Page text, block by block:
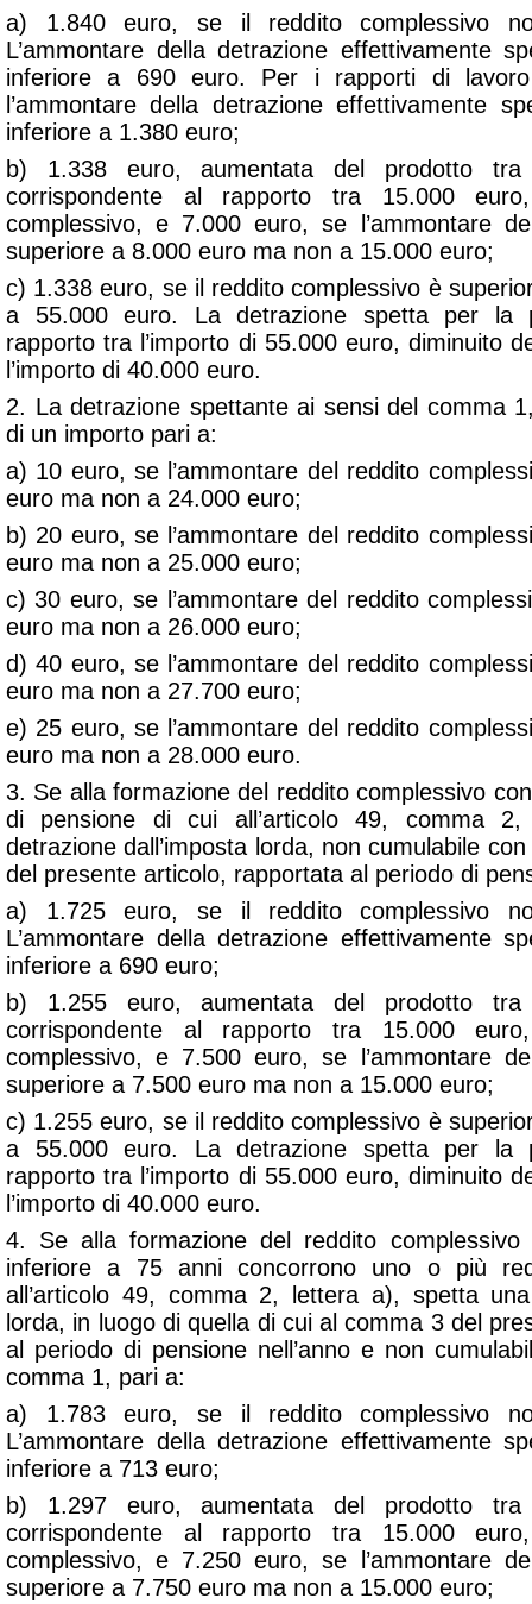
a) 1.840 euro, se il reddito complessivo
L’ammontare della detrazione effettivamente
inferiore a 690 euro. Per i rapporti di
l’ammontare della detrazione effettivamente
inferiore a 1.380 euro;
b) 1.338 euro, aumentata del prodotto
corrispondente al rapporto tra 15.000
complessivo, e 7.000 euro, se l’ammontare
superiore a 8.000 euro ma non a 15.000 euro;
c) 1.338 euro, se il reddito complessivo è
a 55.000 euro. La detrazione spetta per la
rapporto tra l’importo di 55.000 euro, diminuito
l’importo di 40.000 euro.
2. La detrazione spettante ai sensi del comma
di un importo pari a:
a) 10 euro, se l’ammontare del reddito
euro ma non a 24.000 euro;
b) 20 euro, se l’ammontare del reddito
euro ma non a 25.000 euro;
c) 30 euro, se l’ammontare del reddito
euro ma non a 26.000 euro;
d) 40 euro, se l’ammontare del reddito
euro ma non a 27.700 euro;
e) 25 euro, se l’ammontare del reddito
euro ma non a 28.000 euro.
3. Se alla formazione del reddito complessivo
di pensione di cui all’articolo 49, comma
detrazione dall’imposta lorda, non cumulabile
del presente articolo, rapportata al periodo di
a) 1.725 euro, se il reddito complessivo
L’ammontare della detrazione effettivamente
inferiore a 690 euro;
b) 1.255 euro, aumentata del prodotto
corrispondente al rapporto tra 15.000
complessivo, e 7.500 euro, se l’ammontare
superiore a 7.500 euro ma non a 15.000 euro;
c) 1.255 euro, se il reddito complessivo è
a 55.000 euro. La detrazione spetta per la
rapporto tra l’importo di 55.000 euro, diminuito
l’importo di 40.000 euro.
4. Se alla formazione del reddito
inferiore a 75 anni concorrono uno o più
all’articolo 49, comma 2, lettera a), spetta una
lorda, in luogo di quella di cui al comma 3 del
al periodo di pensione nell’anno e non
comma 1, pari a:
a) 1.783 euro, se il reddito complessivo
L’ammontare della detrazione effettivamente
inferiore a 713 euro;
b) 1.297 euro, aumentata del prodotto
corrispondente al rapporto tra 15.000
complessivo, e 7.250 euro, se l’ammontare
superiore a 7.750 euro ma non a 15.000 euro;